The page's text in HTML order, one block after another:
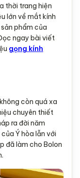
thời trang hiện
lớn về mắt kính
phẩm của
ngay bài viết
gọng kính
còn quá xa
chuyên thiết
ra đời năm
Ý hòa lẫn với
đã làm cho Bolon